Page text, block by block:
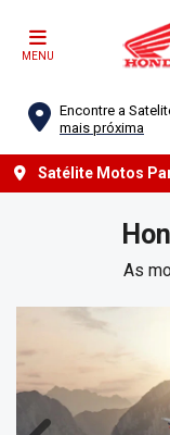
MENU
Encontre a
mais próxima
Satélite Motos
As